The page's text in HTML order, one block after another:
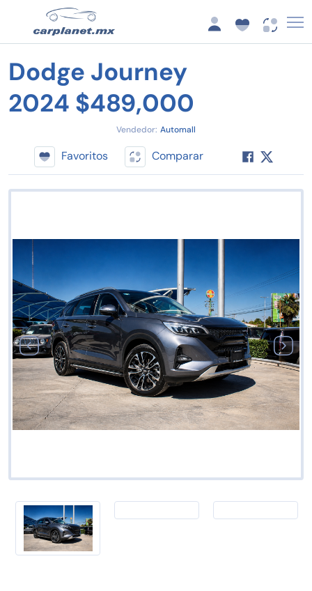
Dodge Journey
2024 $489,000
Vendedor: Automall
Favoritos Comparar